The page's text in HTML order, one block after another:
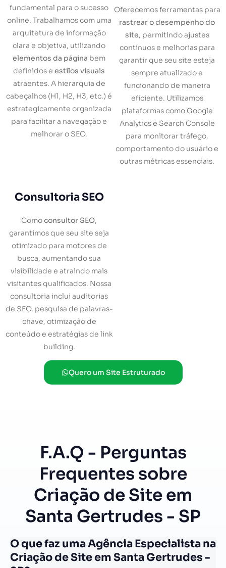
fundamental para o sucesso
online. Trabalhamos com uma
arquitetura de informação
clara e objetiva, utilizando
elementos da página bem
definidos e estilos visuais
atraentes. A hierarquia de
cabeçalhos (H1, H2, H3, etc.) é
estrategicamente organizada
para facilitar a navegação e
melhorar o SEO.
Oferecemos ferramentas para
rastrear o desempenho do
site, permitindo ajustes
contínuos e melhorias para
garantir que seu site esteja
sempre atualizado e
funcionando de maneira
eficiente. Utilizamos
plataformas como Google
Analytics e Search Console
para monitorar tráfego,
comportamento do usuário e
outras métricas essenciais.
Consultoria SEO
Comoconsultor SEO,
garantimos que seu site seja
otimizado para motores de
busca, aumentando sua
visibilidade e atraindo mais
visitantes qualificados. Nossa
consultoria inclui auditorias
de SEO, pesquisa de palavras-
chave, otimização de
conteúdo e estratégias de link
building.
Quero um Site Estruturado
F.A.Q - Perguntas
Frequentes sobre
Criação de Site em
Santa Gertrudes - SP
O que faz uma Agência Especialista na
Criação de Site em Santa Gertrudes -